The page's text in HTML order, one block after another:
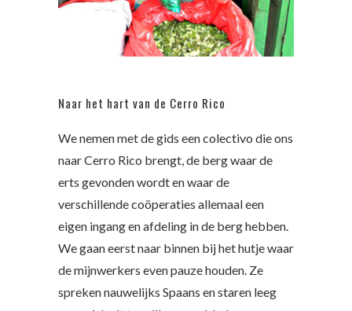
Naar het hart van de Cerro Rico
We nemen met de gids een colectivo die ons
naar Cerro Rico brengt, de berg waar de
erts gevonden wordt en waar de
verschillende coöperaties allemaal een
eigen ingang en afdeling in de berg hebben.
We gaan eerst naar binnen bij het hutje waar
de mijnwerkers even pauze houden. Ze
spreken nauwelijks Spaans en staren leeg